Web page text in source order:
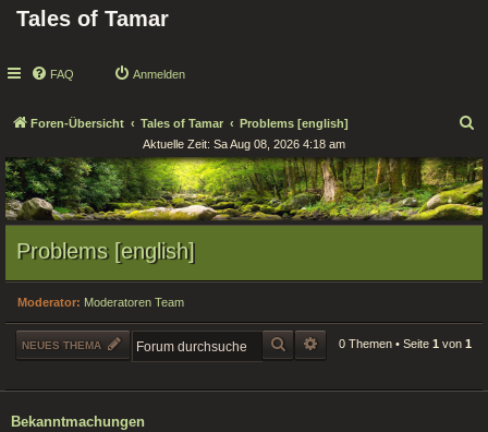
Tales of Tamar
FAQ Anmelden
Foren-Übersicht Tales of Tamar Problems [english]
c
h
e
Aktuelle Zeit: Sa Aug 08, 2026 4:18 am
Problems [english]
Moderator: Moderatoren Team
NEUES THEMA SUCHE ERWEITERTE SUCHE
0 Themen • Seite 1 von 1
Bekanntmachungen